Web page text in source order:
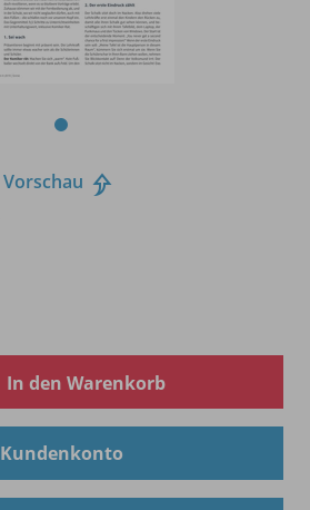
Vorschau
In den Warenkorb
Kundenkonto